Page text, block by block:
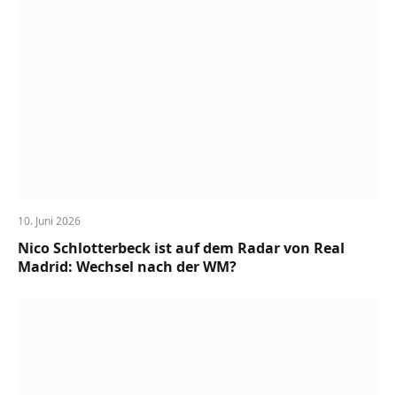
10. Juni 2026
Nico Schlotterbeck ist auf dem Radar von Real
Madrid: Wechsel nach der WM?